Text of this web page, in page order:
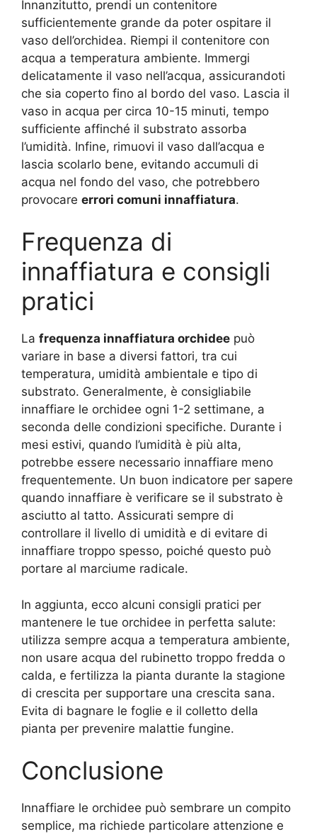
Innanzitutto, prendi un contenitore
sufficientemente grande da poter ospitare il
vaso dell’orchidea. Riempi il contenitore con
acqua a temperatura ambiente. Immergi
delicatamente il vaso nell’acqua, assicurandoti
che sia coperto fino al bordo del vaso. Lascia il
vaso in acqua per circa 10-15 minuti, tempo
sufficiente affinché il substrato assorba
l’umidità. Infine, rimuovi il vaso dall’acqua e
lascia scolarlo bene, evitando accumuli di
acqua nel fondo del vaso, che potrebbero
provocare errori comuni innaffiatura.
Frequenza di
innaffiatura e consigli
pratici
La frequenza innaffiatura orchidee può
variare in base a diversi fattori, tra cui
temperatura, umidità ambientale e tipo di
substrato. Generalmente, è consigliabile
innaffiare le orchidee ogni 1-2 settimane, a
seconda delle condizioni specifiche. Durante i
mesi estivi, quando l’umidità è più alta,
potrebbe essere necessario innaffiare meno
frequentemente. Un buon indicatore per sapere
quando innaffiare è verificare se il substrato è
asciutto al tatto. Assicurati sempre di
controllare il livello di umidità e di evitare di
innaffiare troppo spesso, poiché questo può
portare al marciume radicale.
In aggiunta, ecco alcuni consigli pratici per
mantenere le tue orchidee in perfetta salute:
utilizza sempre acqua a temperatura ambiente,
non usare acqua del rubinetto troppo fredda o
calda, e fertilizza la pianta durante la stagione
di crescita per supportare una crescita sana.
Evita di bagnare le foglie e il colletto della
pianta per prevenire malattie fungine.
Conclusione
Innaffiare le orchidee può sembrare un compito
semplice, ma richiede particolare attenzione e